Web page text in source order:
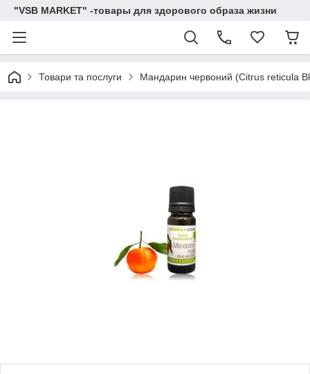
"VSB MARKET" -товары для здорового образа жизни
Товари та послуги Мандарин червоний (Citrus reticula